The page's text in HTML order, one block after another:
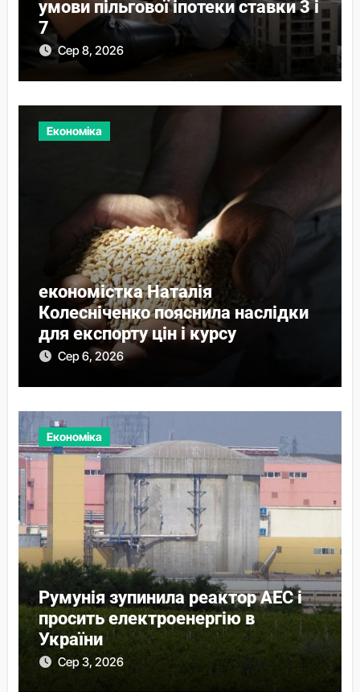
умови пільгової іпотеки ставки 3 і
7
Сер 8, 2026
Економіка
економістка Наталія
Колесніченко пояснила наслідки
для експорту цін і курсу
Сер 6, 2026
Економіка
Румунія зупинила реактор АЕС і
просить електроенергію в
України
Сер 3, 2026